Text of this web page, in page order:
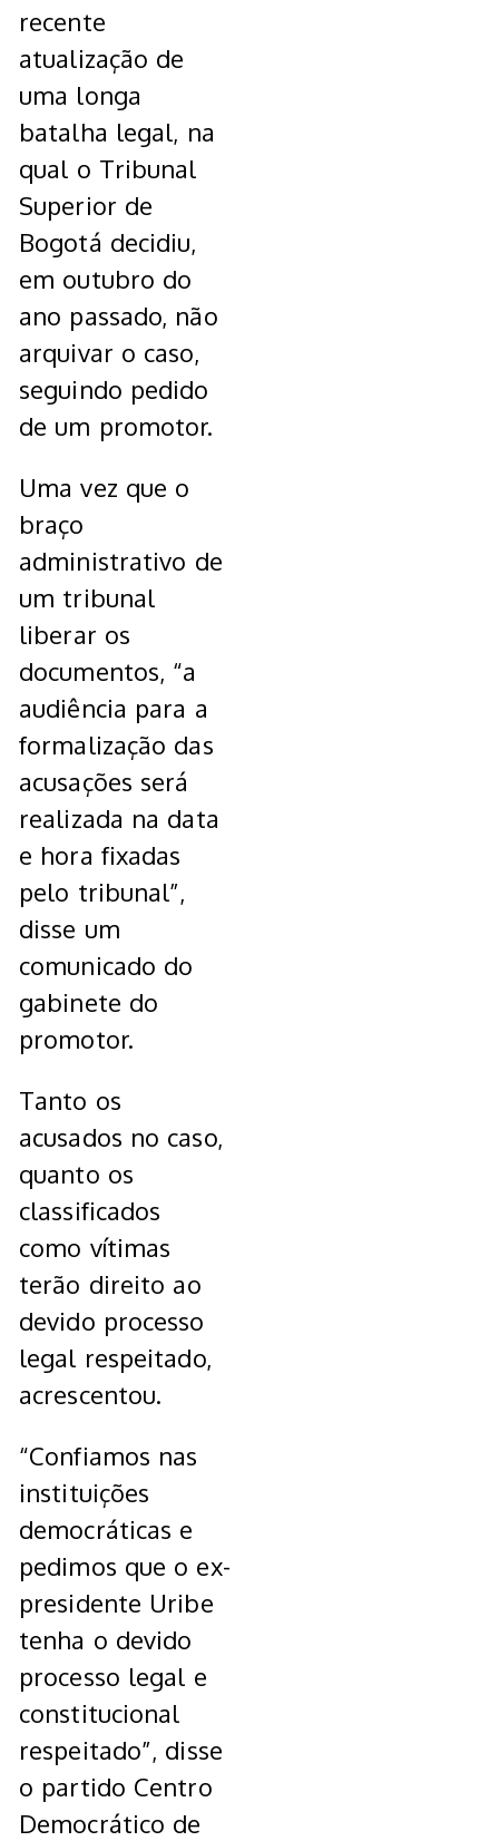
recente
atualização de
uma longa
batalha legal, na
qual o Tribunal
Superior de
Bogotá decidiu,
em outubro do
ano passado, não
arquivar o caso,
seguindo pedido
de um promotor.
Uma vez que o
braço
administrativo de
um tribunal
liberar os
documentos, “a
audiência para a
formalização das
acusações será
realizada na data
e hora fixadas
pelo tribunal”,
disse um
comunicado do
gabinete do
promotor.
Tanto os
acusados no caso,
quanto os
classificados
como vítimas
terão direito ao
devido processo
legal respeitado,
acrescentou.
“Confiamos nas
instituições
democráticas e
pedimos que o ex-
presidente Uribe
tenha o devido
processo legal e
constitucional
respeitado”, disse
o partido Centro
Democrático de